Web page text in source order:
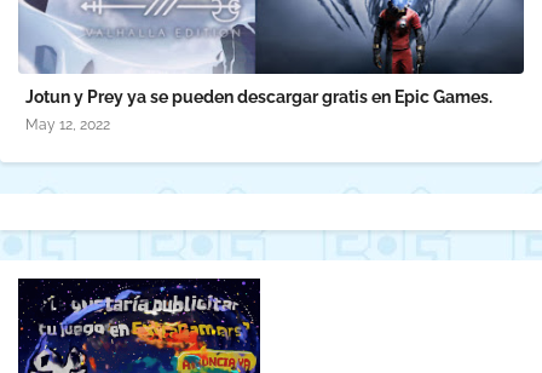
Jotun y Prey ya se pueden descargar gratis en Epic Games.
May 12, 2022